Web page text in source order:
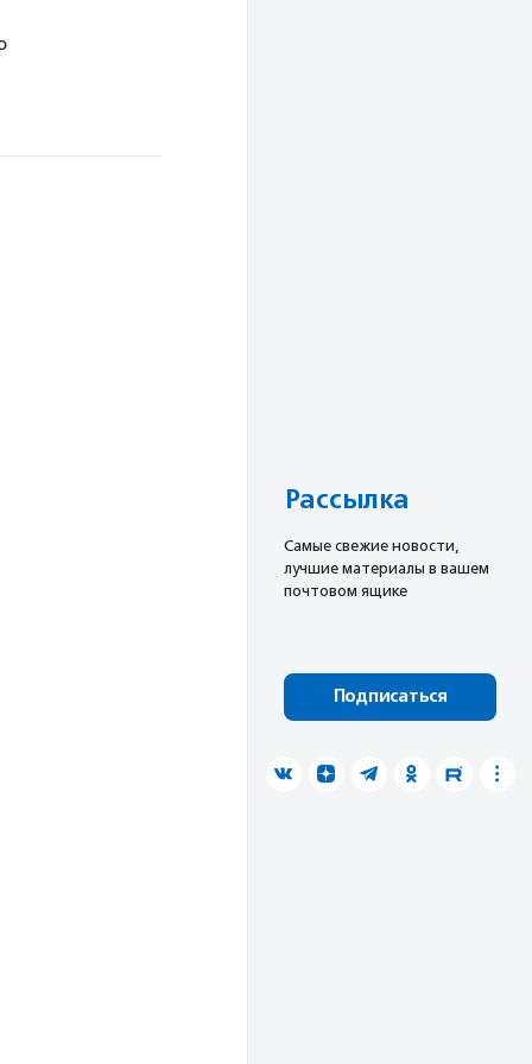
Рассылка
Cамые свежие новости,
лучшие материалы в вашем
почтовом ящике
Подписаться